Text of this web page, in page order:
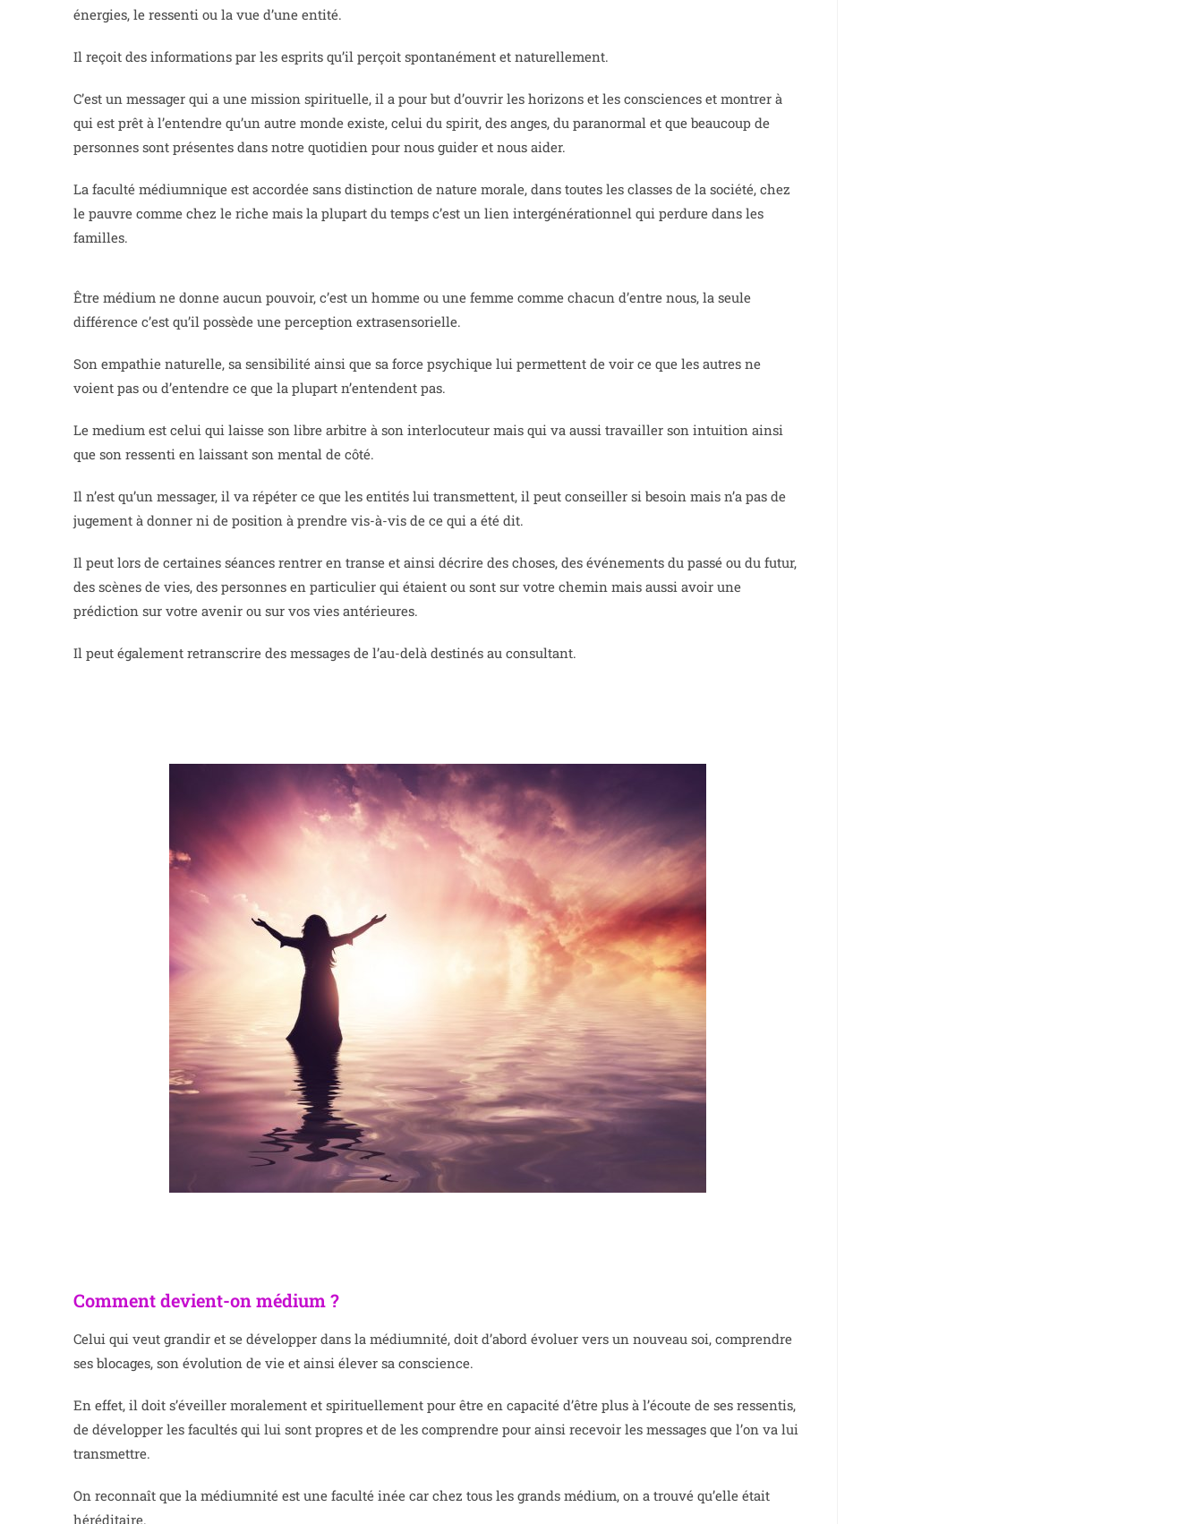
énergies, le ressenti ou la vue d’une entité.
Il reçoit des informations par les esprits qu’il perçoit spontanément et naturellement.
C’est un messager qui a une mission spirituelle, il a pour but d’ouvrir les horizons et les consciences et montrer à
qui est prêt à l’entendre qu’un autre monde existe, celui du spirit, des anges, du paranormal et que beaucoup de
personnes sont présentes dans notre quotidien pour nous guider et nous aider.
La faculté médiumnique est accordée sans distinction de nature morale, dans toutes les classes de la société, chez
le pauvre comme chez le riche mais la plupart du temps c’est un lien intergénérationnel qui perdure dans les
familles.
Être médium ne donne aucun pouvoir, c’est un homme ou une femme comme chacun d’entre nous, la seule
différence c’est qu’il possède une perception extrasensorielle.
Son empathie naturelle, sa sensibilité ainsi que sa force psychique lui permettent de voir ce que les autres ne
voient pas ou d’entendre ce que la plupart n’entendent pas.
Le medium est celui qui laisse son libre arbitre à son interlocuteur mais qui va aussi travailler son intuition ainsi
que son ressenti en laissant son mental de côté.
Il n’est qu’un messager, il va répéter ce que les entités lui transmettent, il peut conseiller si besoin mais n’a pas de
jugement à donner ni de position à prendre vis-à-vis de ce qui a été dit.
Il peut lors de certaines séances rentrer en transe et ainsi décrire des choses, des événements du passé ou du futur,
des scènes de vies, des personnes en particulier qui étaient ou sont sur votre chemin mais aussi avoir une
prédiction sur votre avenir ou sur vos vies antérieures.
Il peut également retranscrire des messages de l’au-delà destinés au consultant.
Comment devient-on médium ?
Celui qui veut grandir et se développer dans la médiumnité, doit d’abord évoluer vers un nouveau soi, comprendre
ses blocages, son évolution de vie et ainsi élever sa conscience.
En effet, il doit s’éveiller moralement et spirituellement pour être en capacité d’être plus à l’écoute de ses ressentis,
de développer les facultés qui lui sont propres et de les comprendre pour ainsi recevoir les messages que l’on va lui
transmettre.
On reconnaît que la médiumnité est une faculté inée car chez tous les grands médium, on a trouvé qu’elle était
héréditaire.